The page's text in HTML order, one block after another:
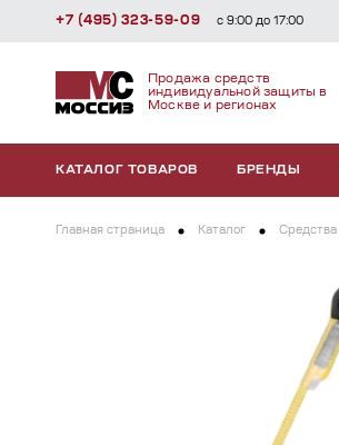
Продажа средств
индивидуальной защиты в
Москве и регионах
КАТАЛОГ ТОВАРОВ БРЕНДЫ
+7 (495) 323-59-09 с 9:00 до 17:00
Главная страница Каталог